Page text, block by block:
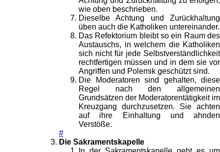
wie oben beschrieben.
Dieselbe Achtung und Zurückhaltung
üben auch die Katholiken untereinander.
Das Refektorium bleibt so ein Raum des
Austauschs, in welchem die Katholiken
sich nicht für jede Selbstverständlichkeit
rechtfertigen müssen und in dem sie vor
Angriffen und Polemik geschützt sind.
Die Moderatoren sind gehalten, diese
Regel nach den allgemeinen
Grundsätzen der Moderatorentätigkeit im
Kreuzgang durchzusetzen. Sie achten
auf ihre Einhaltung und ahnden
Verstöße.
#
Die Sakramentskapelle